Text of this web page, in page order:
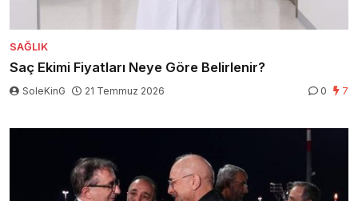
SAĞLIK
Saç Ekimi Fiyatları Neye Göre Belirlenir?
SoleKinG 21 Temmuz 2026 0 7